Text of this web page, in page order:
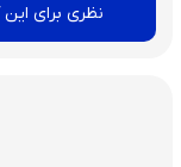
نظری برای